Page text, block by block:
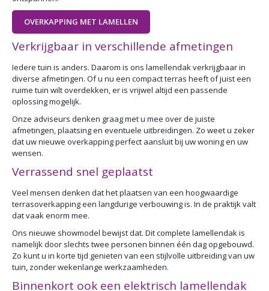
OVERKAPPING MET LAMELLEN
Verkrijgbaar in verschillende afmetingen
Iedere tuin is anders. Daarom is ons lamellendak verkrijgbaar in
diverse afmetingen. Of u nu een compact terras heeft of juist een
ruime tuin wilt overdekken, er is vrijwel altijd een passende
oplossing mogelijk.
Onze adviseurs denken graag met u mee over de juiste
afmetingen, plaatsing en eventuele uitbreidingen. Zo weet u zeker
dat uw nieuwe overkapping perfect aansluit bij uw woning en uw
wensen.
Verrassend snel geplaatst
Veel mensen denken dat het plaatsen van een hoogwaardige
terrasoverkapping een langdurige verbouwing is. In de praktijk valt
dat vaak enorm mee.
Ons nieuwe showmodel bewijst dat. Dit complete lamellendak is
namelijk door slechts twee personen binnen één dag opgebouwd.
Zo kunt u in korte tijd genieten van een stijlvolle uitbreiding van uw
tuin, zonder wekenlange werkzaamheden.
Binnenkort ook een elektrisch lamellendak